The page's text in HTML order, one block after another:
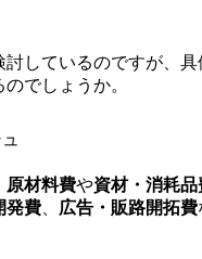
しているのですが、具
でしょうか。
原材料費や資材・消耗品
発費 広告・販路開拓費